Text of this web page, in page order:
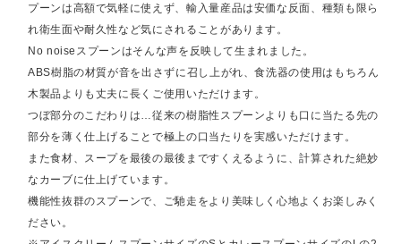
プーンは高額で気軽に使えず、輸入量産品は安価な反面、種類も限ら
れ衛生面や耐久性など気にされることがあります。
No noiseスプーンはそんな声を反映して生まれました。
ABS樹脂の材質が音を出さずに召し上がれ、食洗器の使用はもちろん
木製品よりも丈夫に長くご使用いただけます。
つぼ部分のこだわりは…従来の樹脂性スプーンよりも口に当たる先の
部分を薄く仕上げることで極上の口当たりを実感いただけます。
また食材、スープを最後の最後まですくえるように、計算された絶妙
なカーブに仕上げています。
機能性抜群のスプーンで、ご馳走をより美味しく心地よくお楽しみく
ださい。